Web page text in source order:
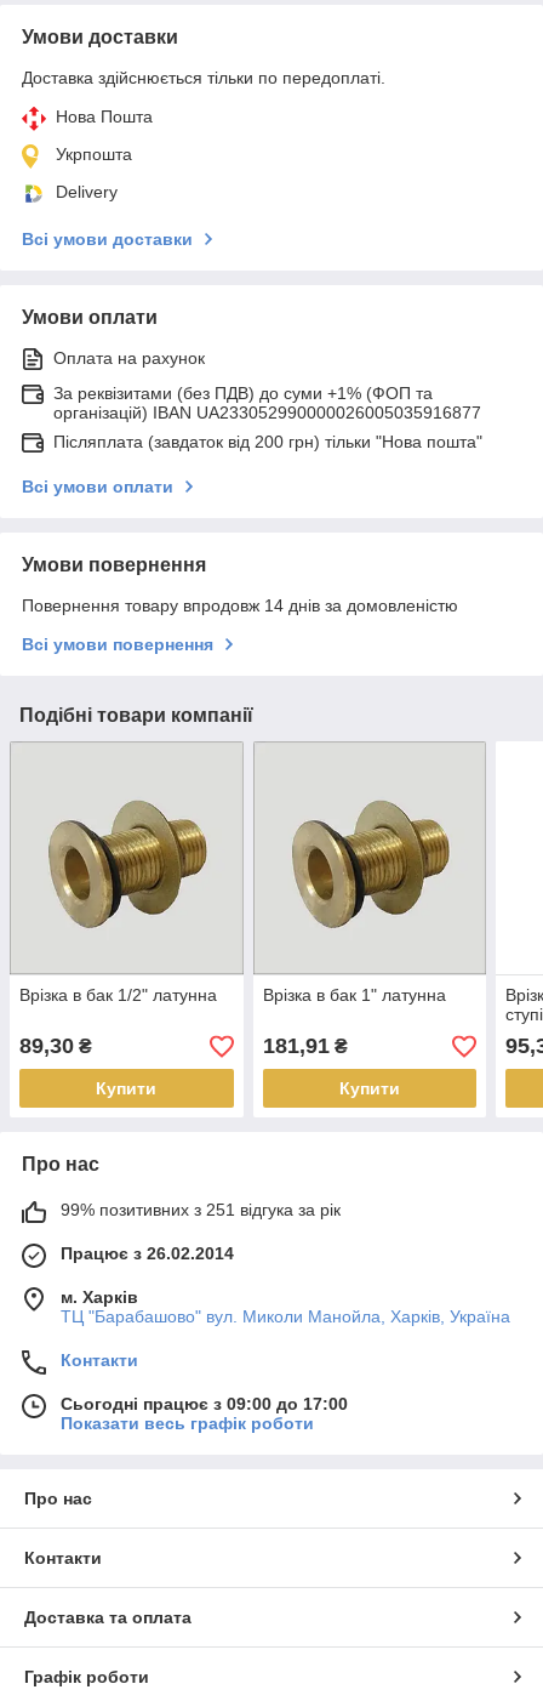
Умови доставки
Доставка здійснюється тільки по передоплаті.
Нова Пошта
Укрпошта
Delivery
Всі умови доставки
Умови оплати
Оплата на рахунок
За реквізитами (без ПДВ) до суми +1% (ФОП та
організацій) IBAN UA233052990000026005035916877
Післяплата (завдаток від 200 грн) тільки "Нова пошта"
Всі умови оплати
Умови повернення
Повернення товару впродовж 14 днів за домовленістю
Всі умови повернення
Подібні товари компанії
Врізка в бак 1/2" латунна
89,30 ₴
Купити
Врізка в бак 1" латунна
181,91₴
Купити
Про нас
99% позитивних з 251 відгука за рік
Працює з 26.02.2014
м. Харків
ТЦ "Барабашово" вул. Миколи Манойла, Харків, Україна
Контакти
Сьогодні працює з 09:00 до 17:00
Показати весь графік роботи
Про нас
Контакти
Доставка та оплата
Графік роботи